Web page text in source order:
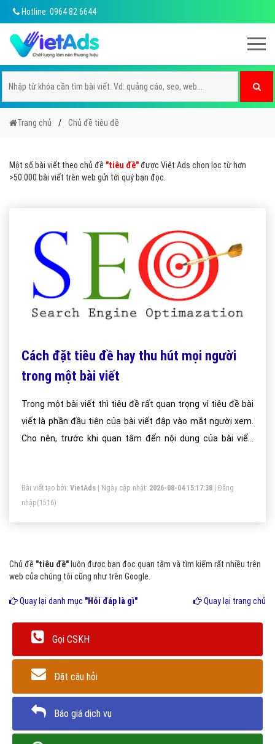
Hotline: 0964 82 6644
Trang chủ Chủ đề tiêu đề
Một số bài viết theo chủ đề "tiêu đề"được Việt Ads chọn lọc từ hơn
>50.000 bài viết trên web gửi tới quý bạn đọc.
Cách đặt tiêu đề hay thu hút mọi người
trong một bài viết
Trong một bài viết thì tiêu đề rất quan trọng vì tiêu đề bài
viết là phần đầu tiên của bài viết đập vào mắt người xem.
Cho nên, trước khi quan tâm đến nội dung của bài viết,
cạnh đó, tiêu đề cũng là một trong những yếu tố mà các
công cụ tìm kiếm quan tâm và dựa vào để xếp hạng kết
quả.
Bài viết tạo bởi: VietAds | Ngày cập nhật: 2026-08-04 15:17:38
Đăng
nhập(1516)
Chủ đề "tiêu đề" luôn được bạn đọc quan tâm và tìm kiếm rất nhiều trên
web của chúng tôi cũng như trên Google.
Quay lại danh mục "Hỏi đáp là gì" Quay lại trang chủ
Gọi CSKH
Đặt câu hỏi
Báo giá dịch vụ